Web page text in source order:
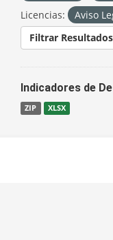
Licencias:
Aviso
Filtrar Resultados
Indicadores de
ZIP XLSX